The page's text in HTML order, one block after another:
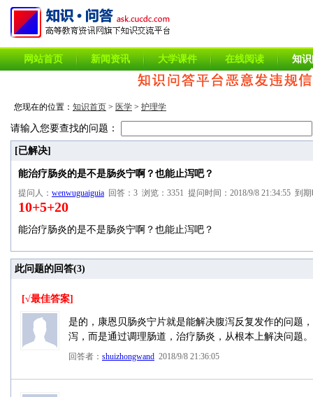
网站首页 新闻资讯 大学课件 在线阅读 知
您现在的位置： 知识首页 > 医学 > 护理学
请输入您要查找的问题：
[已解决]
能治疗肠炎的是不是肠炎宁啊？也能止泻吧？
提问人： wenwuguaiguia 回答：3 浏览：3351 提问时间：2018/9/8 21:34:55 到
10+5+20
能治疗肠炎的是不是肠炎宁啊？也能止泻吧？
此问题的回答(3)
[√最佳答案]
是的，康恩贝肠炎宁片就是能解决腹泻反复发作的问题
泻，而是通过调理肠道，治疗肠炎，从根本上解决问题。
回答者： shuizhongwand 2018/9/8 21:36:05